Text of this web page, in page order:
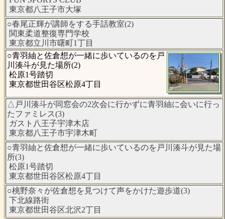
東京都八王子市大塚
○春尾正輝が講師をする手話教室(2)
関東柔道整復専門学校
東京都立川市曙町1丁目
○青羽紬と佐倉想が一緒に歩いているのを戸
川湊斗が見た場所(2)
松原1号踏切
東京都世田谷区松原4丁目
△戸川湊斗が同窓会の2次会に行かずに青羽紬に会いに行っ
たファミレス(3)
ガスト八王子宇津木店
東京都八王子市宇津木町
○青羽紬と佐倉想が一緒に歩いているのを戸川湊斗が見た場
所(3)
松原1号踏切
東京都世田谷区松原4丁目
○桃野奈々が佐倉想を見つけて声をかけた遊歩道(3)
下北線路街
東京都世田谷区北沢2丁目